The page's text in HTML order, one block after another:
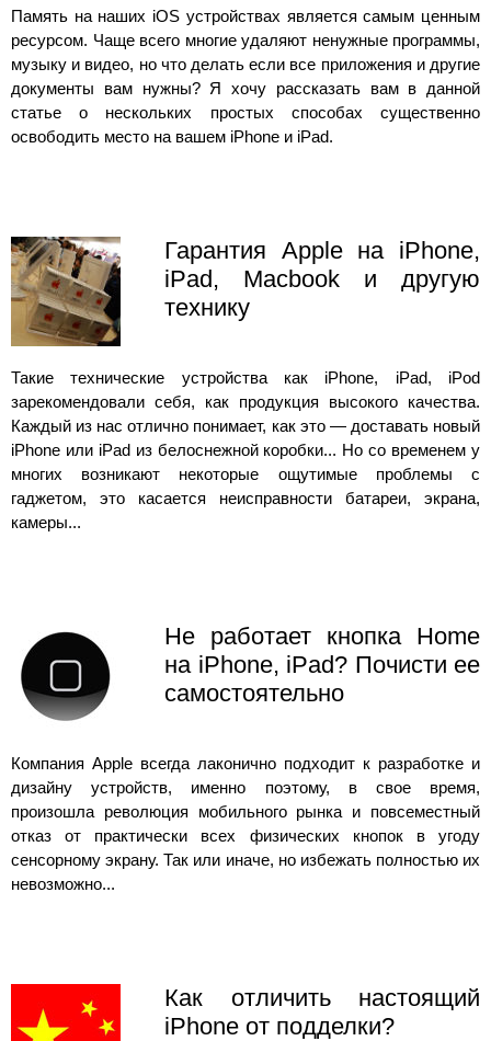
Память на наших iOS устройствах является самым ценным
ресурсом. Чаще всего многие удаляют ненужные программы,
музыку и видео, но что делать если все приложения и другие
документы вам нужны? Я хочу рассказать вам в данной
статье о нескольких простых способах существенно
освободить место на вашем iPhone и iPad.
Гарантия Apple на iPhone,
iPad, Macbook и другую
технику
Такие технические устройства как iPhone, iPad, iPod
зарекомендовали себя, как продукция высокого качества.
Каждый из нас отлично понимает, как это — доставать новый
iPhone или iPad из белоснежной коробки... Но со временем у
многих возникают некоторые ощутимые проблемы с
гаджетом, это касается неисправности батареи, экрана,
камеры...
Не работает кнопка Home
на iPhone, iPad? Почисти ее
самостоятельно
Компания Apple всегда лаконично подходит к разработке и
дизайну устройств, именно поэтому, в свое время,
произошла революция мобильного рынка и повсеместный
отказ от практически всех физических кнопок в угоду
сенсорному экрану. Так или иначе, но избежать полностью их
невозможно...
Как отличить настоящий
iPhone от подделки?